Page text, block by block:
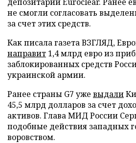
не смогли согласовать
за счет этих средств.
Как писала газета ВЗГЛЯД,
направит 1,4 млрд евро из
заблокированных средств
украинской армии.
Ранее страны G7 уже выдали
45,5 млрд долларов за счет
активов. Глава МИД России
подобные действия западных
воровством.